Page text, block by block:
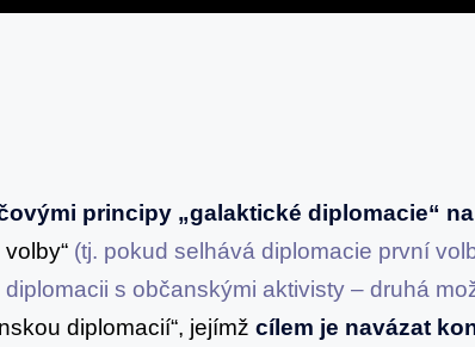
principy „galaktické diplomacie“
(tj. pokud selhává diplomacie první
s občanskými aktivisty – druhá
diplomacií“, jejímžcílem je navázat